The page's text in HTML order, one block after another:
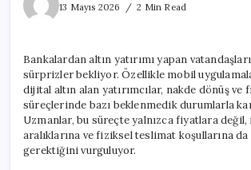
13 Mayıs 2026
2 Min Read
Bankalardan altın yatırımı yapan
sürprizler bekliyor. Özellikle mobil
dijital altın alan yatırımcılar, nakde dönüş
süreçlerinde bazı beklenmedik durumlarla
Uzmanlar, bu süreçte yalnızca fiyatlara değil,
aralıklarına ve fiziksel teslimat koşullarına
gerektiğini vurguluyor.